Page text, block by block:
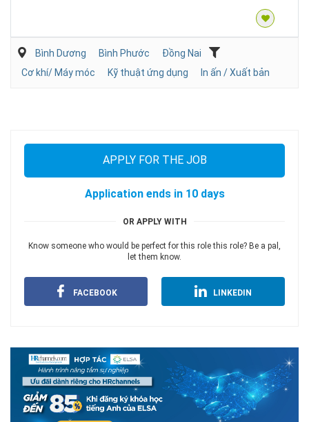
Bình Dương Bình Phước
Đồng Nai
Cơ khí/ Máy móc
Kỹ thuật ứng dụng In ấn / Xuất bản
APPLY FOR THE JOB
Application ends in 10 days
OR APPLY WITH
Know someone who would be perfect for this role this role? Be a pal,
let them know.
FACEBOOK LINKEDIN